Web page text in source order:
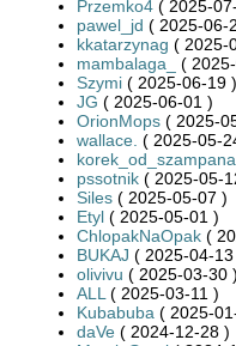
Przemko4 ( 2025-
pawel_jd ( 2025-06-
kkatarzynag ( 2025-
mambalaga_
(
Szymi ( 2025-06-19 )
JG ( 2025-06-01 )
OrionMops ( 2025-
wallace. ( 2025-05-
korek_od_szampana
pssotnik ( 2025-05-
Siles ( 2025-05-07 )
Etyl ( 2025-05-01 )
ChlopakNaOpak (
BUKAJ ( 2025-04-13
olivivu ( 2025-03-30 )
ALL ( 2025-03-11 )
Kubabuba ( 2025-
daVe ( 2024-12-28 )